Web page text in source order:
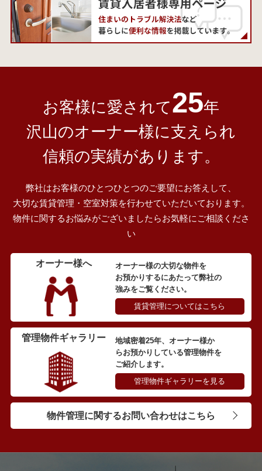
お客様に愛されて25年
沢山のオーナー様に支えられ
信頼の実績があります。
弊社はお客様のひとつひとつのご要望にお答えして、
大切な賃貸管理・空室対策を行わせていただいております。
物件に関するお悩みがございましたらお気軽にご相談くださ
い
オーナー様へ
オーナー様の大切な物件を
お預かりするにあたって弊社の
強みをご覧ください。
賃貸管理についてはこちら
管理物件ギャラリー
地域密着25年、オーナー様か
らお預かりしている管理物件を
ご紹介します。
管理物件ギャラリーを見る
物件管理に関するお問い合わせはこちら